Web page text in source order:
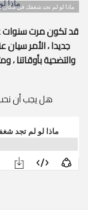
ماذا لو لم تجد شغفك في مكان
قد تكون مرت سنوات
جديدا ، الأمر
والتضحية بأوقاتنا ،
هل يجب أن